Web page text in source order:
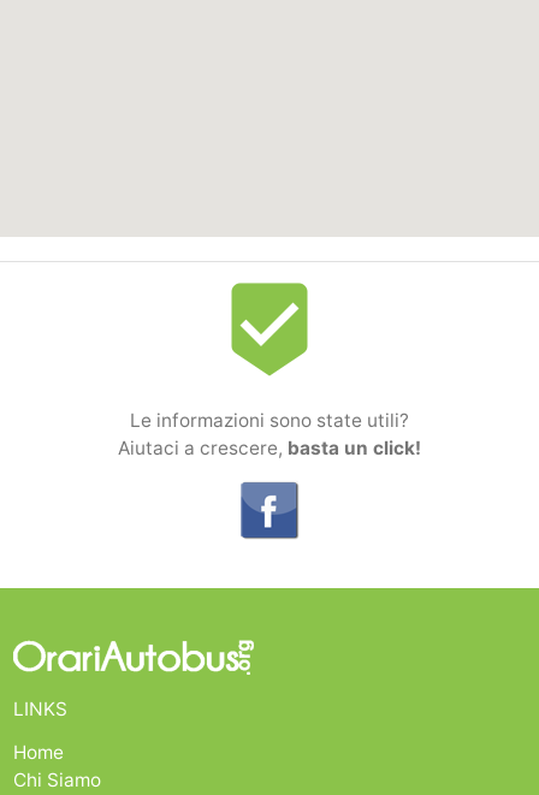
beenhere
Le informazioni sono state utili?
Aiutaci a crescere, basta un click!
LINKS
Home
Chi Siamo